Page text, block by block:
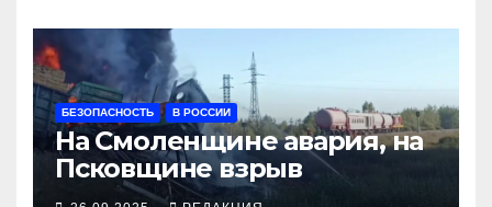
БЕЗОПАСНОСТЬ В РОССИИ
На Смоленщине авария, на
Псковщине взрыв